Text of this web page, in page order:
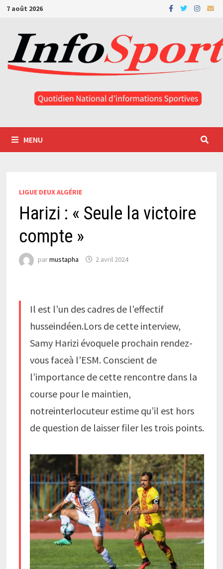
Passer
contenu
7 août 2026
MENU
LIGUE DEUX ALGÉRIE
Harizi : « Seule la victoire
compte »
parmustapha 2 avril 2024
Il est l’un des cadres de l’effectif
husseindéen.Lors de cette interview,
Samy Harizi évoquele prochain rendez-
vous faceà l’ESM. Conscient de
l’importance de cette rencontre dans la
course pour le maintien,
notreinterlocuteur estime qu’il est hors
de question de laisser filer les trois points.